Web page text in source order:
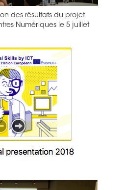
des résultats du projet
Numériques le 5 juillet